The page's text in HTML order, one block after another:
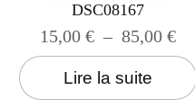
DSC08167
15,00 € – 85,00 €
Lire la suite